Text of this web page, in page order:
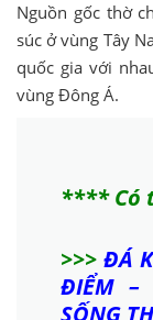
Nguồn gốc thờ
súc ở vùng Tây
quốc gia với
vùng Đông Á.
**** Có
>>> ĐÁ
ĐIỂM –
SỐNG